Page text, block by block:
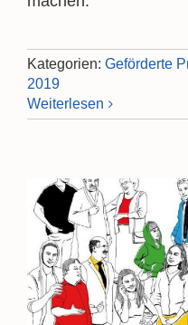
Kategorien: Geförderte
2019
Weiterlesen